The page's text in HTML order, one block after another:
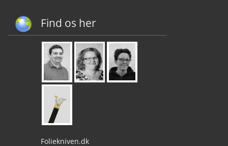
Find os her
Foliekniven.dk